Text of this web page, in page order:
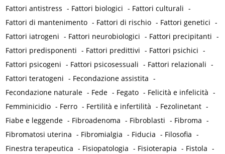
Fattori antistress - Fattori biologici - Fattori culturali -
Fattori di mantenimento - Fattori di rischio - Fattori genetici -
Fattori iatrogeni - Fattori neurobiologici - Fattori precipitanti -
Fattori predisponenti - Fattori predittivi - Fattori psichici -
Fattori psicogeni - Fattori psicosessuali - Fattori relazionali -
Fattori teratogeni - Fecondazione assistita -
Fecondazione naturale - Fede - Fegato - Felicità e infelicità -
Femminicidio - Ferro - Fertilità e infertilità - Fezolinetant -
Fiabe e leggende - Fibroadenoma - Fibroblasti - Fibroma -
Fibromatosi uterina - Fibromialgia - Fiducia - Filosofia -
Finestra terapeutica - Fisiopatologia - Fisioterapia - Fistola -